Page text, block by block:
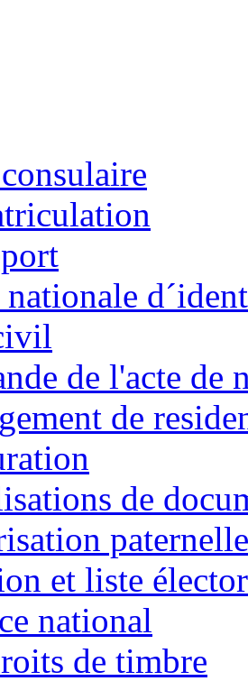
nationale
de l'acte de
de
de
paternelle
et liste
national
de timbre